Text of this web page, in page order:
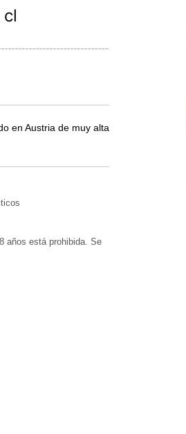
cl
en Austria de muy alta
años está prohibida. Se